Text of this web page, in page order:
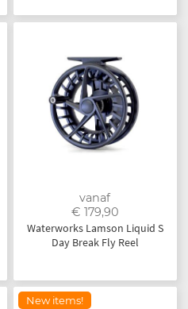
vanaf
€ 179,90
Waterworks Lamson Liquid S
Day Break Fly Reel
New items!